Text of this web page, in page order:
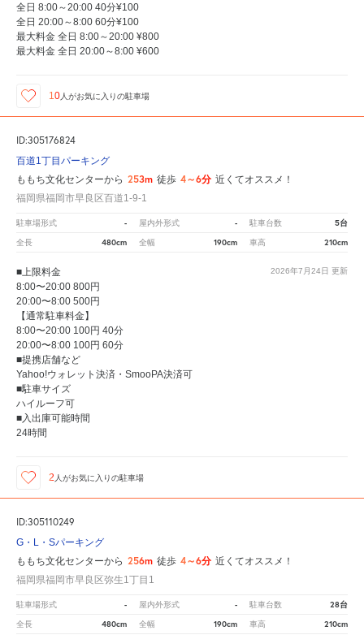
全日 8:00～20:00 40分¥100
全日 20:00～8:00 60分¥100
最大料金 全日 8:00～20:00 ¥800
最大料金 全日 20:00～8:00 ¥600
10 人がお気に入りの駐車場
ID:305176824
百道1丁目パーキング
ももち文化センターから 253m 徒歩 4～6分 近くてオススメ！
福岡県福岡市早良区百道1-9-1
駐車場形式 - 屋内外形式 - 駐車台数 5台
全長 480cm 全幅 190cm 車高 210cm
2026年7月24日 更新
■上限料金
8:00〜20:00 800円
20:00〜8:00 500円
【通常駐車料金】
8:00〜20:00 100円 40分
20:00〜8:00 100円 60分
■提携店舗など
Yahoo!ウォレット決済・SmooPA決済可
■駐車サイズ
ハイルーフ可
■入出庫可能時間
24時間
2 人がお気に入りの駐車場
ID:305110249
G・L・Sパーキング
ももち文化センターから 256m 徒歩 4～6分 近くてオススメ！
福岡県福岡市早良区弥生1丁目1
駐車場形式 - 屋内外形式 - 駐車台数 28台
全長 480cm 全幅 190cm 車高 210cm